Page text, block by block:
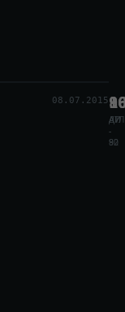
08.07.2015
АИ
-
80
АИ
-
92
ДТЛ